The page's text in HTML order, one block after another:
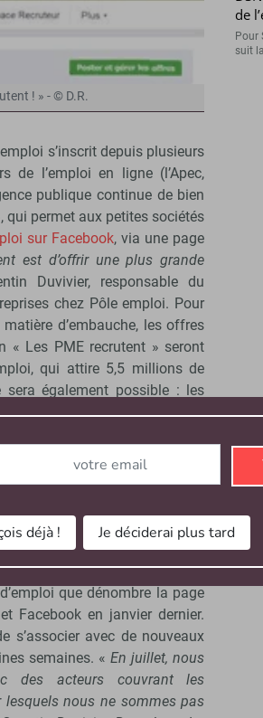
! » - © D.R.
s’inscrit depuis plusieurs
de l’emploi en ligne (l’Apec,
publique continue de bien
qui permet aux petites sociétés
sur Facebook, via une page
est d’offrir une plus grande
Duvivier, responsable du
chez Pôle emploi. Pour
d’embauche, les offres
« Les PME recrutent » seront
qui attire 5,5 millions de
également possible : les
PME initialement publiées par
de visibilité, d’après
plus de deux semaines et qui
», précise-t-il. Soit environ
chaque jour par les petites
que dénombre la page
Facebook en janvier dernier.
s’associer avec de nouveaux
semaines. «En juillet, nous
des acteurs couvrant les
lesquels nous ne sommes pas
de
Pour
suit
Abonnez-vous à notre newsletter
déjà ! Je déciderai plus tard